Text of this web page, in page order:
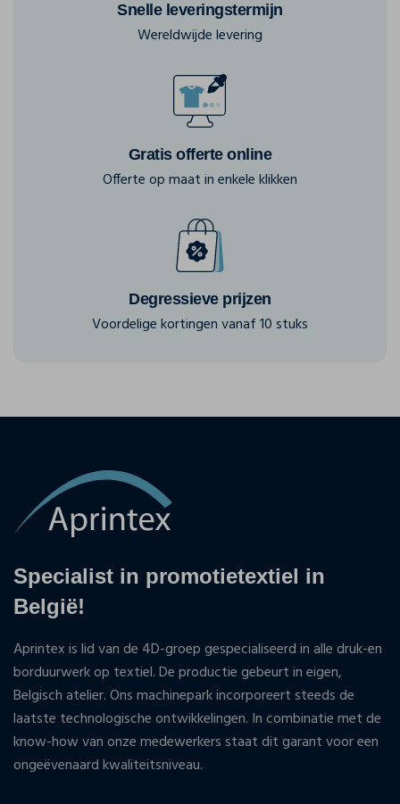
Snelle leveringstermijn
Wereldwijde levering
Gratis offerte online
Offerte op maat in enkele klikken
Degressieve prijzen
Voordelige kortingen vanaf 10 stuks
Specialist in promotietextiel in
België!
Aprintex is lid van de 4D-groep gespecialiseerd in alle druk-en
borduurwerk op textiel. De productie gebeurt in eigen,
Belgisch atelier. Ons machinepark incorporeert steeds de
laatste technologische ontwikkelingen. In combinatie met de
know-how van onze medewerkers staat dit garant voor een
ongeëvenaard kwaliteitsniveau.